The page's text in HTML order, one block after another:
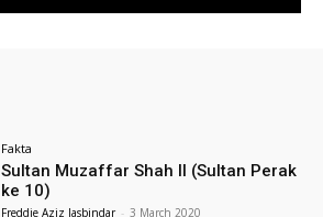
Fakta
Sultan Muzaffar Shah II (Sultan Perak
ke 10)
Freddie Aziz Jasbindar - 3 March 2020